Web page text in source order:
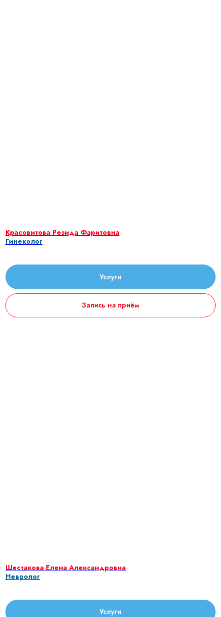
Красовитова Резида Фаритовна
Гинеколог
Услуги
Запись на приём
Шестакова Елена Александровна
Невролог
Услуги